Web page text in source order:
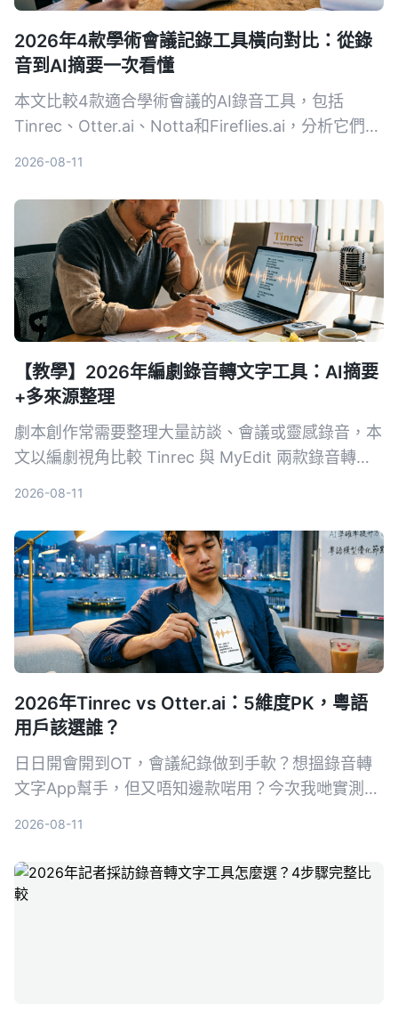
2026年4款學術會議記錄工具橫向對比：從錄
音到AI摘要一次看懂
本文比較4款適合學術會議的AI錄音工具，包括
Tinrec、Otter.ai、Notta和Fireflies.ai，分析它們在
2026-08-11
【教學】2026年編劇錄音轉文字工具：AI摘要
+多來源整理
劇本創作常需要整理大量訪談、會議或靈感錄音，本
文以編劇視角比較 Tinrec 與 MyEdit 兩款錄音轉文
素材。
2026-08-11
2026年Tinrec vs Otter.ai：5維度PK，粵語
用戶該選誰？
日日開會開到OT，會議紀錄做到手軟？想搵錄音轉
文字App幫手，但又唔知邊款啱用？今次我哋實測
港打工仔嘅選擇。
2026-08-11